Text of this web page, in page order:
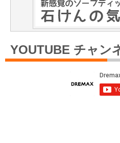
YOUTUBE チャン